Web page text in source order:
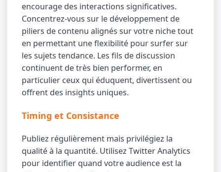
encourage des interactions significatives.
Concentrez-vous sur le développement de
piliers de contenu alignés sur votre niche tout
en permettant une flexibilité pour surfer sur
les sujets tendance. Les fils de discussion
continuent de très bien performer, en
particulier ceux qui éduquent, divertissent ou
offrent des insights uniques.
Timing et Consistance
Publiez régulièrement mais privilégiez la
qualité à la quantité. Utilisez Twitter Analytics
pour identifier quand votre audience est la